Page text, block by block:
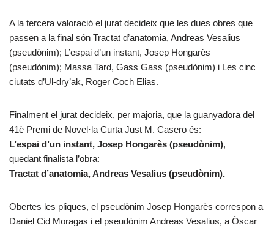
A la tercera valoració el jurat decideix que les dues obres que
passen a la final són Tractat d’anatomia, Andreas Vesalius
(pseudònim); L’espai d’un instant, Josep Hongarès
(pseudònim); Massa Tard, Gass Gass (pseudònim) i Les cinc
ciutats d’Ul-dry’ak, Roger Coch Elias.
Finalment el jurat decideix, per majoria, que la guanyadora del
41è Premi de Novel·la Curta Just M. Casero és:
L’espai d’un instant, Josep Hongarès (pseudònim),
quedant finalista l’obra:
Tractat d’anatomia, Andreas Vesalius (pseudònim).
Obertes les pliques, el pseudònim Josep Hongarès correspon a
Daniel Cid Moragas i el pseudònim Andreas Vesalius, a Òscar